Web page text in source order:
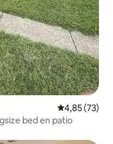
Gemiddelde
4,85 (73)
bed en patio